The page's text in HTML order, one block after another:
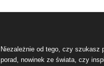
Niezależnie od tego, czy szukasz
porad, nowinek ze świata, czy